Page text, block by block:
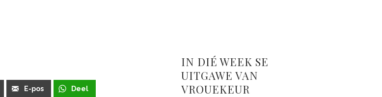
E-pos Deel
IN DIÉ WEEK SE
UITGAWE VAN
VROUEKEUR